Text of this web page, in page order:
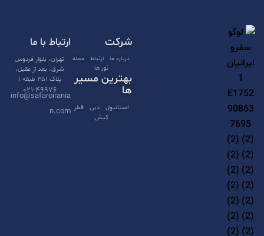
e
n
t
i
e
:
شرکت
درباره ما ارتباط
مجله
تور ها
بهترین مسیر
ها
استانبول دبی
قطر
کیش
ارتباط با ما
تهران، بلوار فردوس
شرق، بعد از عقیل،
پلاک ۳۵۱ طبقه ۱
۰۲۱-۴۹۹۷۶
info@safaroirania
n.com